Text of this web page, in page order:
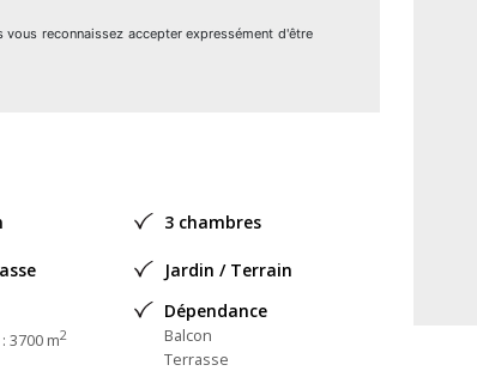
reconnaissez accepter expressément d'être
3 chambres
Jardin / Terrain
3700 m2
Dépendance
Balcon
Terrasse